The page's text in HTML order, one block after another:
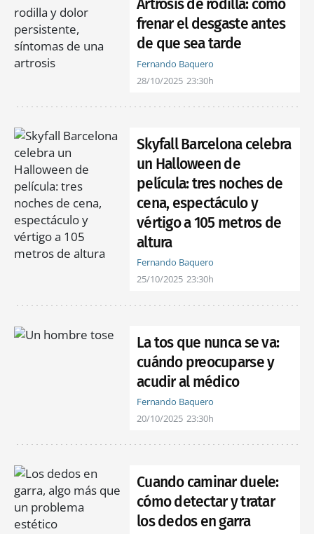
Artrosis de rodilla: cómo
frenar el desgaste antes
de que sea tarde
Fernando Baquero
28/10/2025 23:30h
Skyfall Barcelona celebra
un Halloween de
película: tres noches de
cena, espectáculo y
vértigo a 105 metros de
altura
Fernando Baquero
25/10/2025 23:30h
La tos que nunca se va:
cuándo preocuparse y
acudir al médico
Fernando Baquero
20/10/2025 23:30h
Cuando caminar duele:
cómo detectar y tratar
los dedos en garra